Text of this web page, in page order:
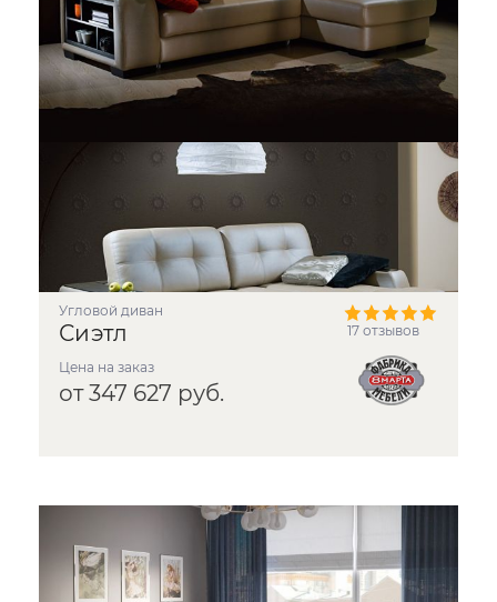
угловой диван
Сиэтл
Цена на заказ
от 347 627 руб.
17 отзывов